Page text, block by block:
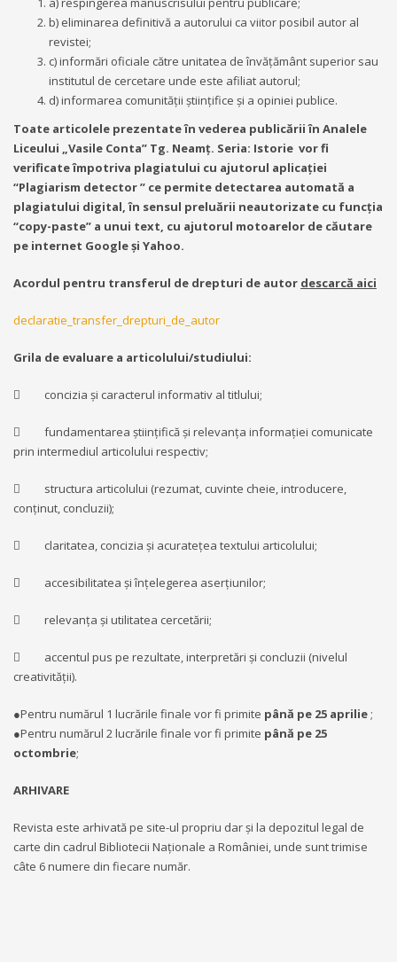
b) eliminarea definitivă a autorului ca viitor posibil autor al
revistei;
c) informări oficiale către unitatea de învățământ superior sau
institutul de cercetare unde este afiliat autorul;
d) informarea comunității științifice și a opiniei publice.
Toate articolele prezentate în vederea publicării în Analele
Liceului „Vasile Conta” Tg. Neamț. Seria: Istorie vor fi
verificate împotriva plagiatului cu ajutorul aplicaţiei
“Plagiarism detector ” ce permite detectarea automată a
plagiatului digital, în sensul preluării neautorizate cu funcţia
“copy-paste” a unui text, cu ajutorul motoarelor de căutare
pe internet Google și Yahoo.
Acordul pentru transferul de drepturi de autor descarcă aici
declaratie_transfer_drepturi_de_autor
Grila de evaluare a articolului/studiului:
 concizia şi caracterul informativ al titlului;
 fundamentarea ştiinţifică şi relevanţa informaţiei comunicate
prin intermediul articolului respectiv;
 structura articolului (rezumat, cuvinte cheie, introducere,
conţinut, concluzii);
 claritatea, concizia şi acurateţea textului articolului;
 accesibilitatea şi înţelegerea aserţiunilor;
 relevanţa şi utilitatea cercetării;
 accentul pus pe rezultate, interpretări şi concluzii (nivelul
creativităţii).
●Pentru numărul 1 lucrările finale vor fi primite până pe 25 aprilie ;
●Pentru numărul 2 lucrările finale vor fi primite până pe 25
octombrie;
ARHIVARE
Revista este arhivată pe site-ul propriu dar și la depozitul legal de
carte din cadrul Bibliotecii Naționale a României, unde sunt trimise
câte 6 numere din fiecare număr.